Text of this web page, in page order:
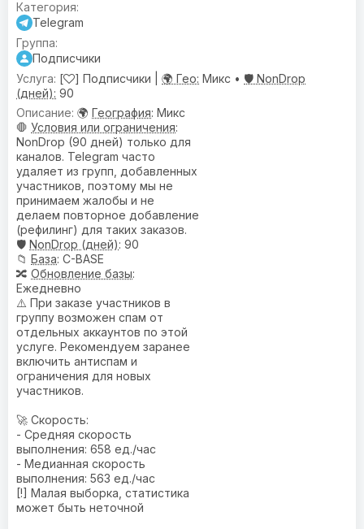
Telegram
Подписчики
[
] Подписчики | 🌍 Гео: Микс • 🛡️ NonDrop
(дней): 90
🌍 География: Микс
🛑 Условия или ограничения:
NonDrop (90 дней) только для
каналов. Telegram часто
удаляет из групп, добавленных
участников, поэтому мы не
принимаем жалобы и не
делаем повторное добавление
(рефилинг) для таких заказов.
🛡️ NonDrop (дней): 90
📁 База: C-BASE
🔀 Обновление базы:
Ежедневно
⚠️ При заказе участников в
группу возможен спам от
отдельных аккаунтов по этой
услуге. Рекомендуем заранее
включить антиспам и
ограничения для новых
участников.
🚀 Скорость:
- Средняя скорость
выполнения: 658 ед./час
- Медианная скорость
выполнения: 563 ед./час
[!] Малая выборка, статистика
может быть неточной